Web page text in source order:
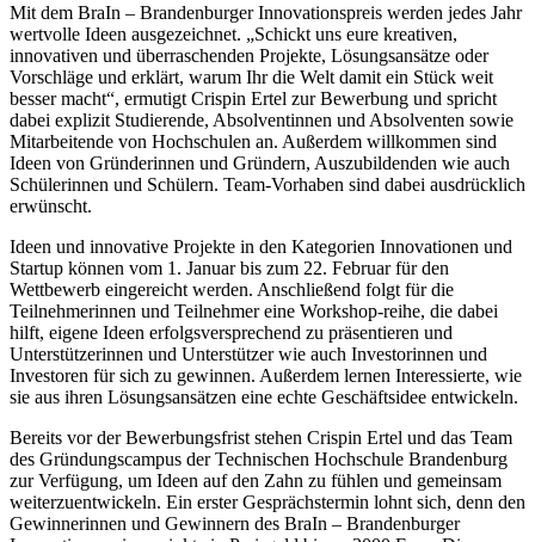
Mit dem BraIn – Brandenburger Innovationspreis werden jedes Jahr
wertvolle Ideen ausgezeichnet. „Schickt uns eure kreativen,
innovativen und überraschenden Projekte, Lösungsansätze oder
Vorschläge und erklärt, warum Ihr die Welt damit ein Stück weit
besser macht“, ermutigt Crispin Ertel zur Bewerbung und spricht
dabei explizit Studierende, Absolventinnen und Absolventen sowie
Mitarbeitende von Hochschulen an. Außerdem willkommen sind
Ideen von Gründerinnen und Gründern, Auszubildenden wie auch
Schülerinnen und Schülern. Team-Vorhaben sind dabei ausdrücklich
erwünscht.
Ideen und innovative Projekte in den Kategorien Innovationen und
Startup können vom 1. Januar bis zum 22. Februar für den
Wettbewerb eingereicht werden. Anschließend folgt für die
Teilnehmerinnen und Teilnehmer eine Workshop-reihe, die dabei
hilft, eigene Ideen erfolgsversprechend zu präsentieren und
Unterstützerinnen und Unterstützer wie auch Investorinnen und
Investoren für sich zu gewinnen. Außerdem lernen Interessierte, wie
sie aus ihren Lösungsansätzen eine echte Geschäftsidee entwickeln.
Bereits vor der Bewerbungsfrist stehen Crispin Ertel und das Team
des Gründungscampus der Technischen Hochschule Brandenburg
zur Verfügung, um Ideen auf den Zahn zu fühlen und gemeinsam
weiterzuentwickeln. Ein erster Gesprächstermin lohnt sich, denn den
Gewinnerinnen und Gewinnern des BraIn – Brandenburger